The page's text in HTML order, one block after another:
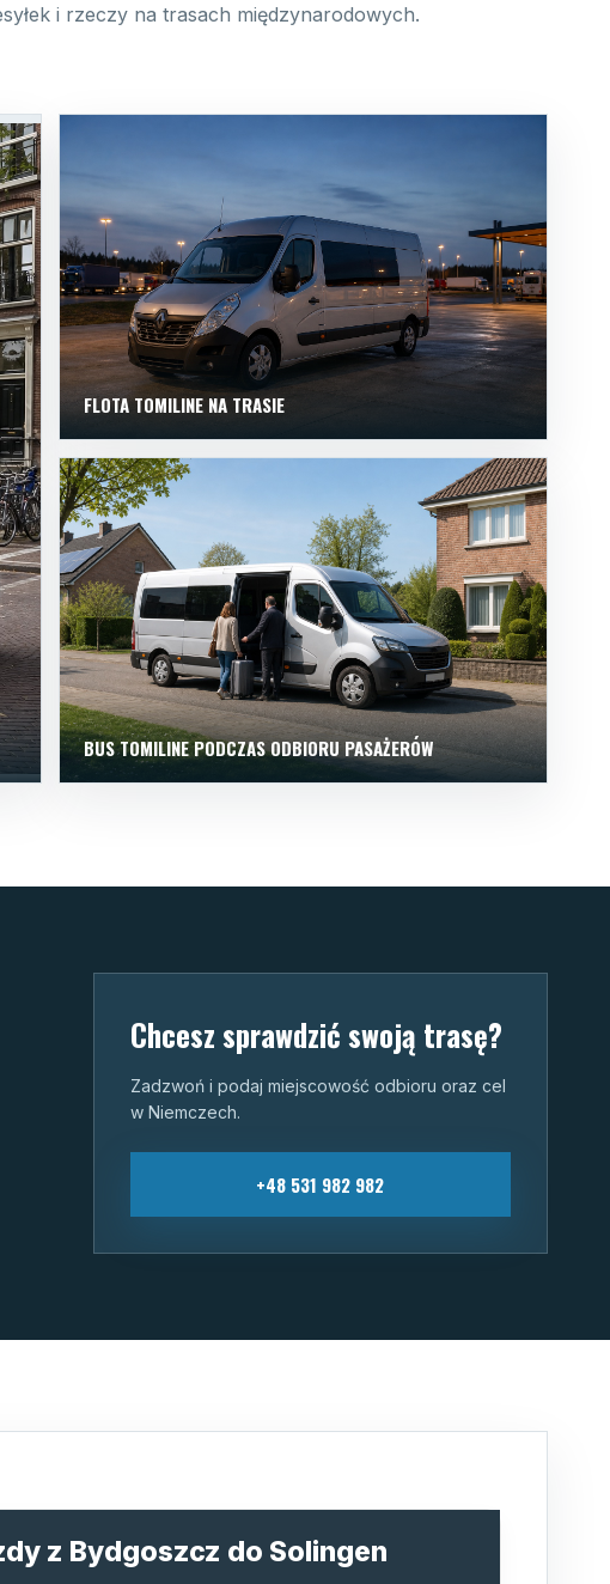
i rzeczy na trasach międzynarodowych.
FLOTA TOMILINE NA TRASIE
BUS TOMILINE PODCZAS ODBIORU PASAŻERÓW
Chcesz sprawdzić swoją trasę?
Zadzwoń i podaj miejscowość odbioru oraz cel
w Niemczech.
+48 531 982 982
z Bydgoszcz do Solingen